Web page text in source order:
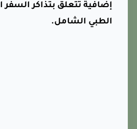
إضافية تتعلق بتذاكر السفر
الطبي الشامل.